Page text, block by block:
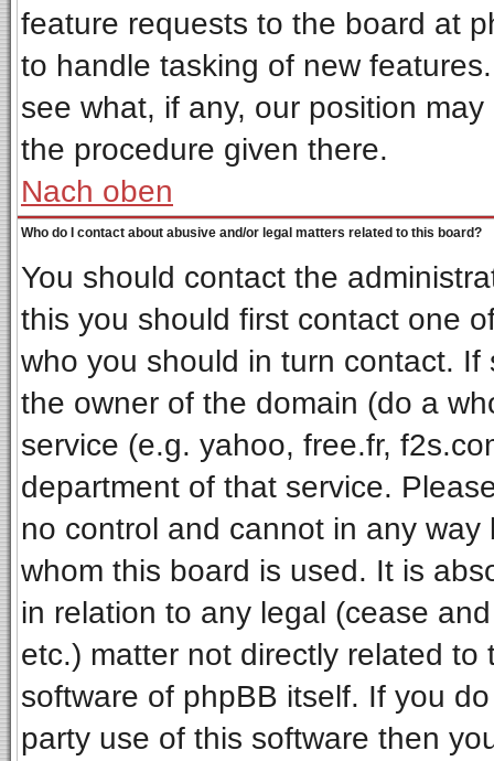
feature requests to the board at
to handle tasking of new
see what, if any, our position
the procedure given there.
Nach oben
Who do I contact about abusive and/or legal matters related to this board?
You should contact the
this you should first contact one
who you should in turn contact.
the owner of the domain (do a
service (e.g. yahoo, free.fr,
department of that service.
no control and cannot in any
whom this board is used. It is
in relation to any legal (cease
etc.) matter not directly related
software of phpBB itself. If you
party use of this software then